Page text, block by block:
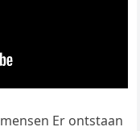
Er ontstaan